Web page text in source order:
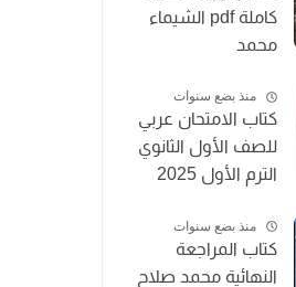
كاملة pdf الشيماء
محمد
منذ بضع سنوات
كتاب الامتحان عربي
للصف الأول الثانوي
الترم الأول 2025
منذ بضع سنوات
كتاب المراجعة
النهائية محمد صلاح